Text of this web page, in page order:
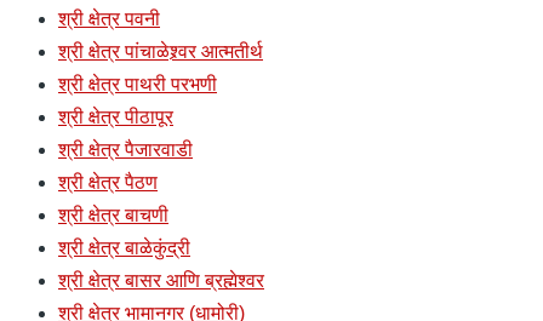
श्री क्षेत्र पवनी
श्री क्षेत्र पांचाळेश्र्वर आत्मतीर्थ
श्री क्षेत्र पाथरी परभणी
श्री क्षेत्र पीठापूर
श्री क्षेत्र पैजारवाडी
श्री क्षेत्र पैठण
श्री क्षेत्र बाचणी
श्री क्षेत्र बाळेकुंद्री
श्री क्षेत्र बासर आणि ब्रह्मेश्वर
श्री क्षेत्र भामानगर (धामोरी)